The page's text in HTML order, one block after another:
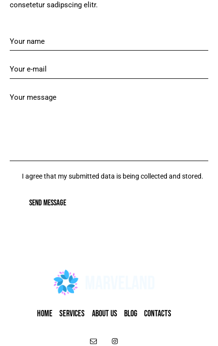
consetetur sadipscing elitr.
I agree that my submitted data is being collected and stored.
SEND MESSAGE
HOME SERVICES ABOUT US BLOG CONTACTS